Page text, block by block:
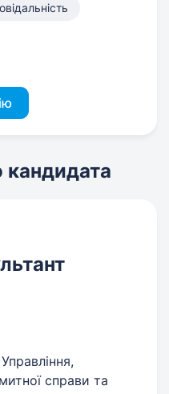
кандидата
справи та